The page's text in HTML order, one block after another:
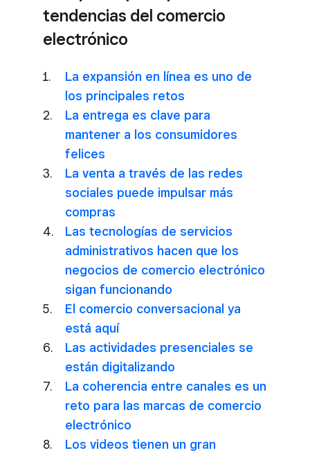
tendencias del comercio
electrónico
La expansión en línea es uno de
los principales retos
La entrega es clave para
mantener a los consumidores
felices
La venta a través de las redes
sociales puede impulsar más
compras
Las tecnologías de servicios
administrativos hacen que los
negocios de comercio electrónico
sigan funcionando
El comercio conversacional ya
está aquí
Las actividades presenciales se
están digitalizando
La coherencia entre canales es un
reto para las marcas de comercio
electrónico
Los videos tienen un gran